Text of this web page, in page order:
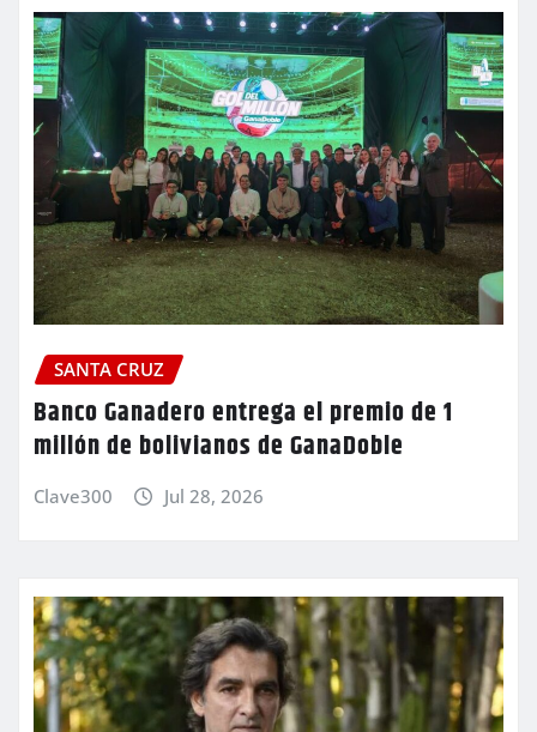
SANTA CRUZ
Banco Ganadero entrega el premio de 1
millón de bolivianos de GanaDoble
Clave300 Jul 28, 2026